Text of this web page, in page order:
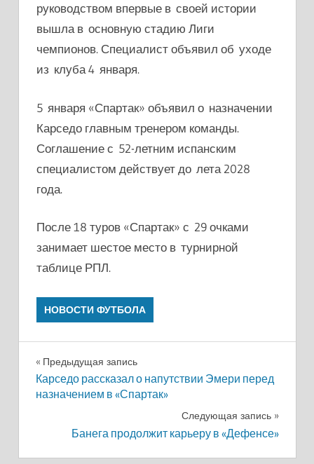
руководством впервые в своей истории
вышла в основную стадию Лиги
чемпионов. Специалист объявил об уходе
из клуба 4 января.
5 января «Спартак» объявил о назначении
Карседо главным тренером команды.
Соглашение с 52-летним испанским
специалистом действует до лета 2028
года.
После 18 туров «Спартак» с 29 очками
занимает шестое место в турнирной
таблице РПЛ.
НОВОСТИ ФУТБОЛА
Навигация
по
Предыдущая запись
Карседо рассказал о напутствии Эмери перед
назначением в «Спартак»
Следующая запись
Банега продолжит карьеру в «Дефенсе»